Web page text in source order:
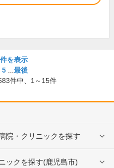
を表示
5
最後
件中、 1～15件
院・クリニックを探す
ックを探す(鹿児島市)